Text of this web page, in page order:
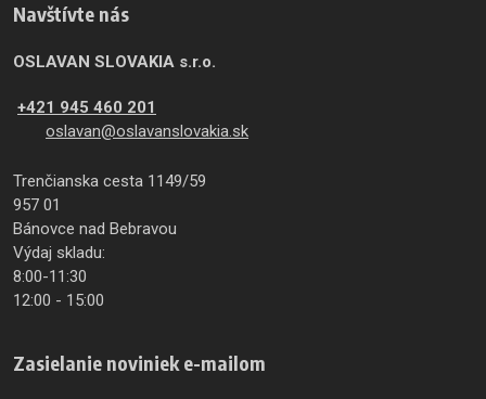
Navštívte nás
OSLAVAN SLOVAKIA s.r.o.
+421 945 460 201
oslavan@oslavanslovakia.sk
Trenčianska cesta 1149/59
957 01
Bánovce nad Bebravou
Výdaj skladu:
8:00-11:30
12:00 - 15:00
Zasielanie noviniek e-mailom